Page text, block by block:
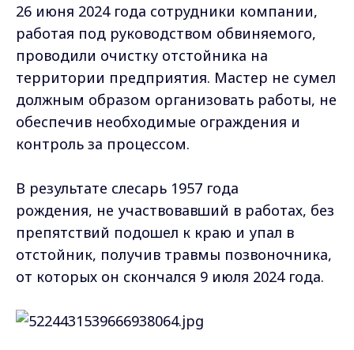
26 июня 2024 года сотрудники компании,
работая под руководством обвиняемого,
проводили очистку отстойника на
территории предприятия. Мастер не сумел
должным образом организовать работы, не
обеспечив необходимые ограждения и
контроль за процессом.
В результате слесарь 1957 года
рождения, не участвовавший в работах, без
препятствий подошел к краю и упал в
отстойник, получив травмы позвоночника,
от которых он скончался 9 июля 2024 года.